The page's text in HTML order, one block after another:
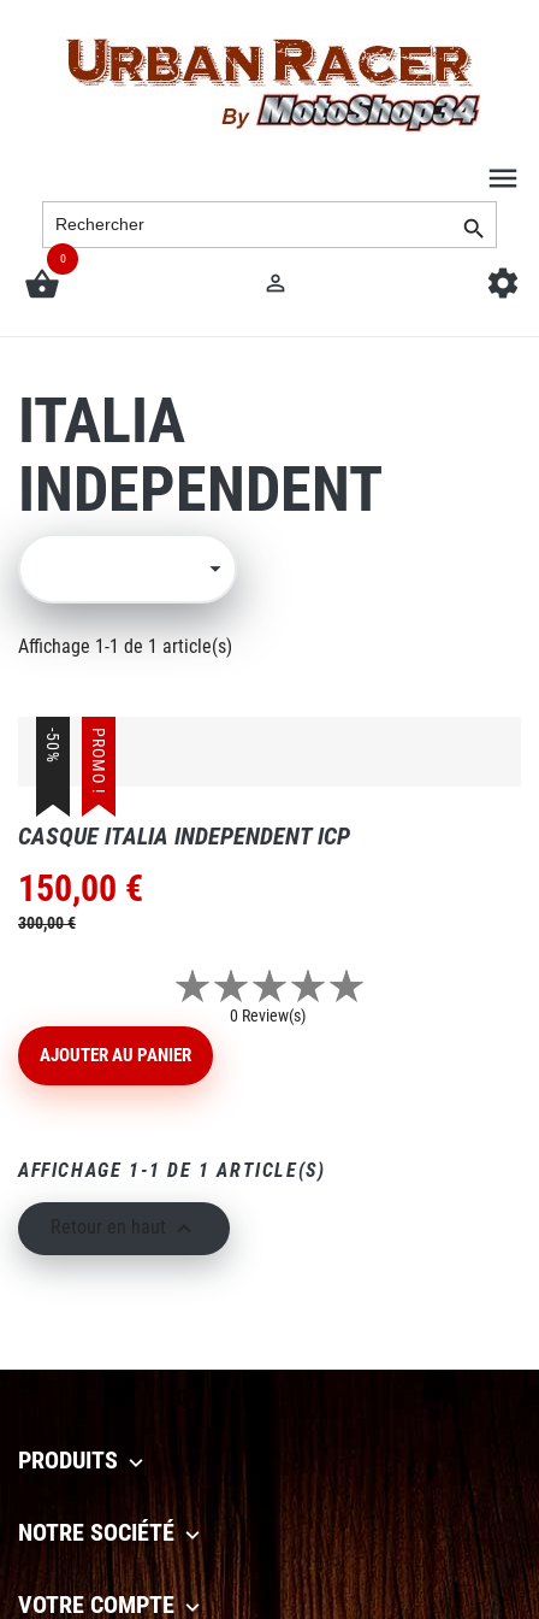


0
 
ITALIA
INDEPENDENT

Affichage 1-1 de 1 article(s)
CASQUE ITALIA INDEPENDENT ICP
Prix
150,00 €
300,00 €
0 Review(s)
PROMO !
-50%
AJOUTER AU PANIER
AFFICHAGE 1-1 DE 1 ARTICLE(S)
Retour en haut 
PRODUITS 
NOTRE SOCIÉTÉ 
VOTRE COMPTE 